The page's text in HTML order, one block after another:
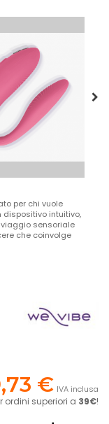
per chi vuole
dispositivo intuitivo,
sensoriale
che coinvolge
€ IVA inclusa
ordini superiori a 39€!